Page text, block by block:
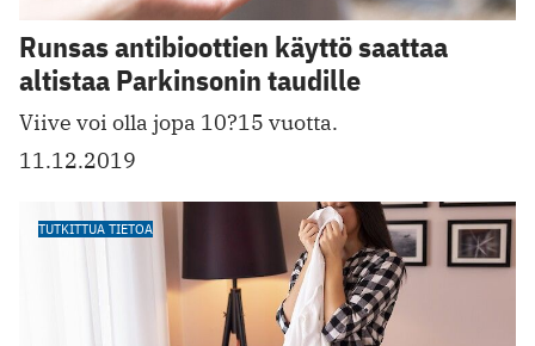
Runsas antibioottien käyttö saattaa
altistaa Parkinsonin taudille
Viive voi olla jopa 10?15 vuotta.
11.12.2019
TUTKITTUA TIETOA